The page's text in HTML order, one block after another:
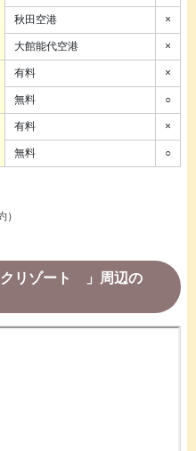
秋田空港 ×
大館能代空港 ×
有料 ×
無料 ○
有料 ×
無料 ○
リゾート 」周辺の